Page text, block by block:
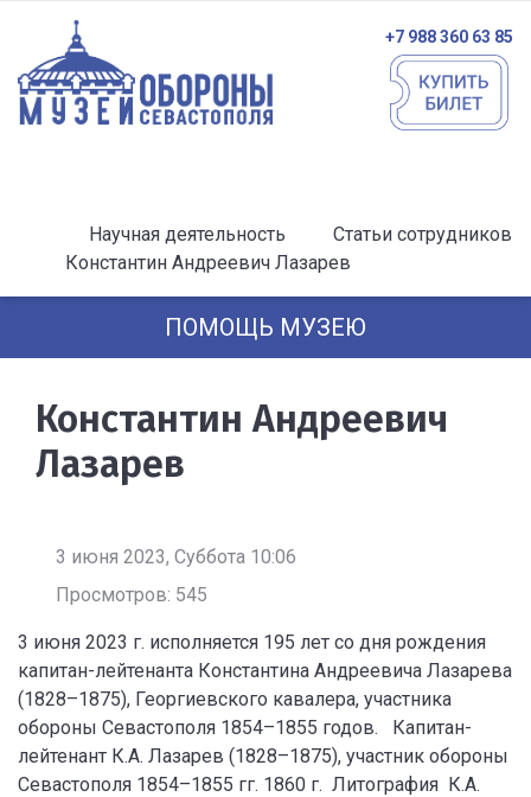
+7 988 360 63 85
Научная деятельность
Статьи сотрудников
Константин Андреевич Лазарев
ПОМОЩЬ МУЗЕЮ
Константин Андреевич
Лазарев
3 июня 2023, Суббота 10:06
Просмотров: 545
3 июня 2023 г. исполняется 195 лет со дня рождения
капитан-лейтенанта Константина Андреевича Лазарева
(1828–1875), Георгиевского кавалера, участника
обороны Севастополя 1854–1855 годов. Капитан-
лейтенант К.А. Лазарев (1828–1875), участник обороны
Севастополя 1854–1855 гг. 1860 г. Литография К.А.